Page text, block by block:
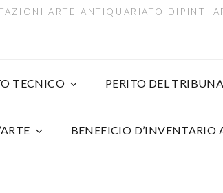
ARTE ANTIQUARIATO DIPINTI
TECNICO PERITO DEL
BENEFICIO D’INVENTARIO